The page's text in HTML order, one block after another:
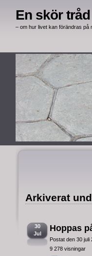
En skör tråd
– om hur livet kan förändras på
Arkiverat
30
Jul
Hoppas
Postat den 30 juli
9 278 visningar